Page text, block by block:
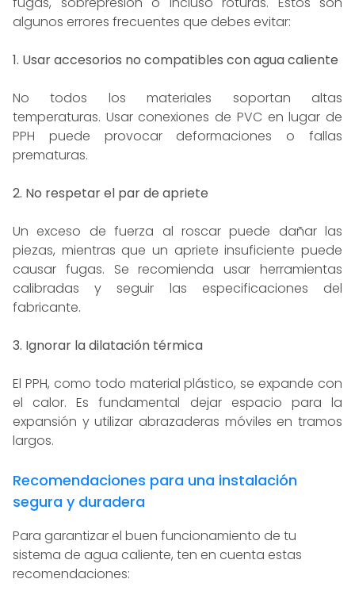
algunos errores frecuentes que debes evitar:
1. Usar accesorios no compatibles con agua caliente
No todos los materiales soportan altas
temperaturas. Usar conexiones de PVC en lugar de
PPH puede provocar deformaciones o fallas
prematuras.
2. No respetar el par de apriete
Un exceso de fuerza al roscar puede dañar las
piezas, mientras que un apriete insuficiente puede
causar fugas. Se recomienda usar herramientas
calibradas y seguir las especificaciones del
fabricante.
3. Ignorar la dilatación térmica
El PPH, como todo material plástico, se expande con
el calor. Es fundamental dejar espacio para la
expansión y utilizar abrazaderas móviles en tramos
largos.
Recomendaciones para una instalación
segura y duradera
Para garantizar el buen funcionamiento de tu
sistema de agua caliente, ten en cuenta estas
recomendaciones: